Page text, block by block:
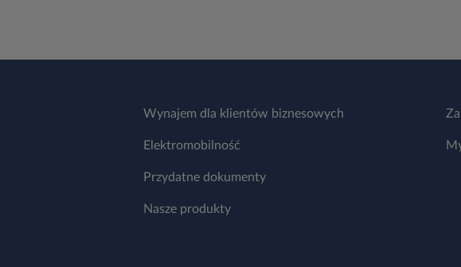
Wynajem dla klientów biznesowych
Elektromobilność
Przydatne dokumenty
Nasze produkty